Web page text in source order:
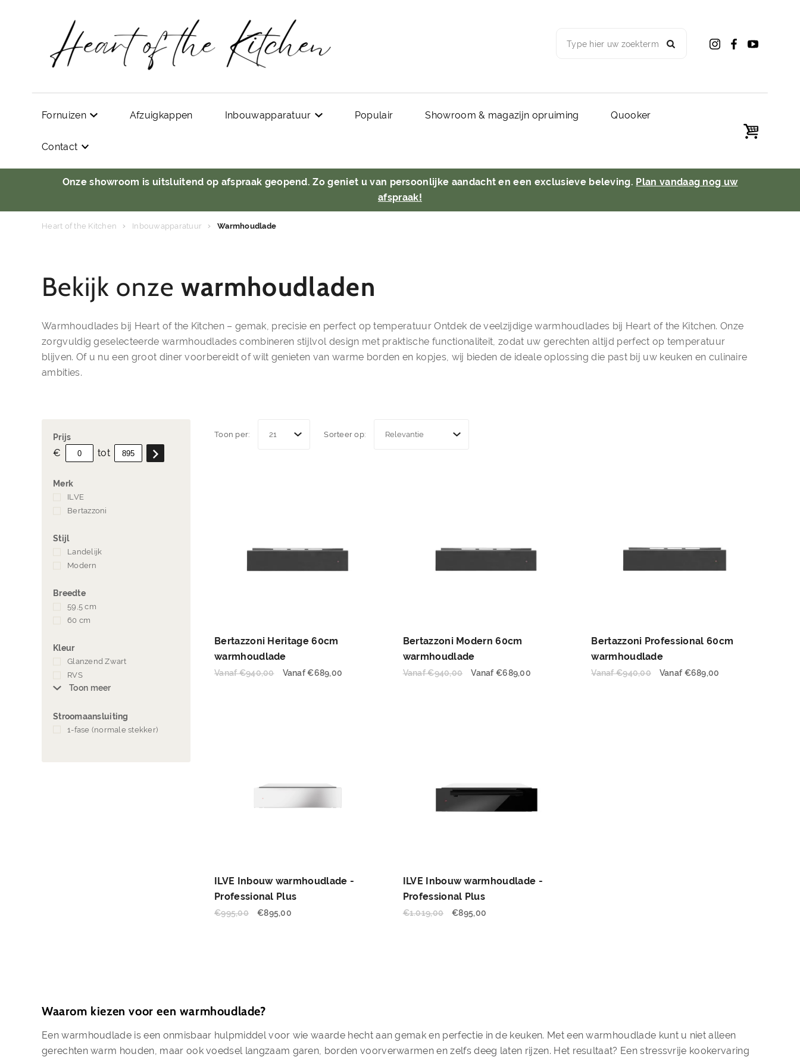
Type hier uw zoekterm
Fornuizen Afzuigkappen Inbouwapparatuur Populair Showroom & magazijn opruiming Quooker
Contact
Onze showroom is uitsluitend op afspraak geopend. Zo geniet u van persoonlijke aandacht en een exclusieve beleving. Plan vandaag nog uw
afspraak!
Heart of the Kitchen Inbouwapparatuur Warmhoudlade
Bekijk onze warmhoudladen
Warmhoudlades bij Heart of the Kitchen – gemak, precisie en perfect op temperatuur Ontdek de veelzijdige warmhoudlades bij Heart of the Kitchen. Onze
zorgvuldig geselecteerde warmhoudlades combineren stijlvol design met praktische functionaliteit, zodat uw gerechten altijd perfect op temperatuur
blijven. Of u nu een groot diner voorbereidt of wilt genieten van warme borden en kopjes, wij bieden de ideale oplossing die past bij uw keuken en culinaire
ambities.
Prijs
€ tot
Merk
ILVE
Bertazzoni
Stijl
Landelijk
Modern
Breedte
59,5 cm
60 cm
Kleur
Glanzend Zwart
RVS
Toon meer
Stroomaansluiting
1-fase (normale stekker)
Toon per: Sorteer op:
Bertazzoni Heritage 60cm
warmhoudlade
Vanaf€940,00 Vanaf€689,00
Bertazzoni Modern 60cm
warmhoudlade
Vanaf€940,00 Vanaf€689,00
Bertazzoni Professional 60cm
warmhoudlade
Vanaf€940,00 Vanaf€689,00
ILVE Inbouw warmhoudlade -
Professional Plus
€995,00 €895,00
ILVE Inbouw warmhoudlade -
Professional Plus
€1.019,00 €895,00
Waarom kiezen voor een warmhoudlade?
Een warmhoudlade is een onmisbaar hulpmiddel voor wie waarde hecht aan gemak en perfectie in de keuken. Met een warmhoudlade kunt u niet alleen
gerechten warm houden, maar ook voedsel langzaam garen, borden voorverwarmen en zelfs deeg laten rijzen. Het resultaat? Een stressvrije kookervaring